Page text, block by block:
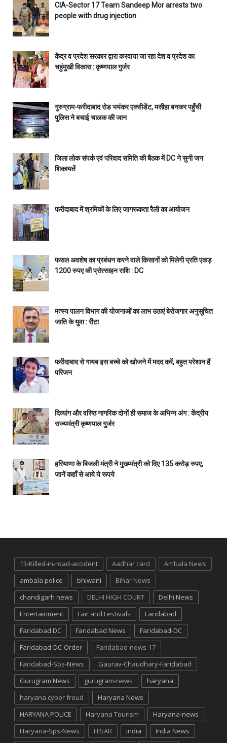
CIA-Sector 17 Team Sandeep Mor arrests two
people with drug injection
केंद्र व प्रदेश सरकार द्वारा करवाया जा रहा देश व प्रदेश का
चहुंमुखी विकास : कृष्णपाल गुर्जर
गुरुग्राम-फरीदाबाद रोड भयंकर एक्सीडेंट, मसीहा बनकर पहुँची
पुलिस ने बचाई चालक की जान
जिला लोक संपर्क एवं परिवाद समिति की बैठक में DC ने सुनी जन
शिकायतें
फरीदाबाद में श्रमिकों के लिए जागरूकता रैली का आयोजन
फसल अवशेष का प्रबंधन करने वाले किसानों को मिलेगी प्रति एकड़
1200 रुपए की प्रोत्साहन राशि : DC
मत्स्य पालन विभाग की योजनाओं का लाभ उठाएं बेरोजगार अनुसूचित
जाति के युवा : रीटा
फरीदाबाद से गायब इस बच्चे को खोजने में मदद करें, बहुत परेशान हैं
परिजन
दिव्यांग और वरिष्ठ नागरिक दोनों ही समाज के अभिन्न अंग : केंद्रीय
राज्यमंत्री कृष्णपाल गुर्जर
हरियाणा के बिजली मंत्री ने मुख्य्मंत्री को दिए 135 करोड़ रुपए,
जानें कहाँ से आये ये रूपये
13-Killed-in-road-accident Aadhar card
Ambala News
ambala police
bhiwani
Bihar News
chandigarh news
DELHI HIGH COURT
Delhi News
Entertainment
Fair and Festivals
Faridabad
Faridabad DC
Faridabad News
Faridabad-DC
Faridabad-DC-Order
Faridabad-news-17
Faridabad-Sps-News
Gaurav-Chaudhary-Faridabad
Gurugram News
gurugram-news
haryana
haryana cyber froud
Haryana News
HARYANA POLICE
Haryana Tourism
Haryana-news
Haryana-Sps-News
HISAR india India News